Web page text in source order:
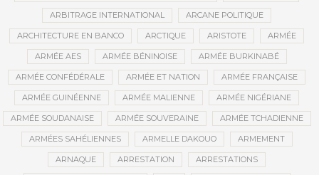
ARBITRAGE INTERNATIONAL ARCANE POLITIQUE
ARCHITECTURE EN BANCO ARCTIQUE ARISTOTE ARMÉE
ARMÉE AES ARMÉE BÉNINOISE ARMÉE BURKINABÉ
ARMÉE CONFÉDÉRALE ARMÉE ET NATION ARMÉE FRANÇAISE
ARMÉE GUINÉENNE ARMÉE MALIENNE ARMÉE NIGÉRIANE
ARMÉE SOUDANAISE ARMÉE SOUVERAINE ARMÉE TCHADIENNE
ARMÉES SAHÉLIENNES ARMELLE DAKOUO ARMEMENT
ARNAQUE ARRESTATION ARRESTATIONS